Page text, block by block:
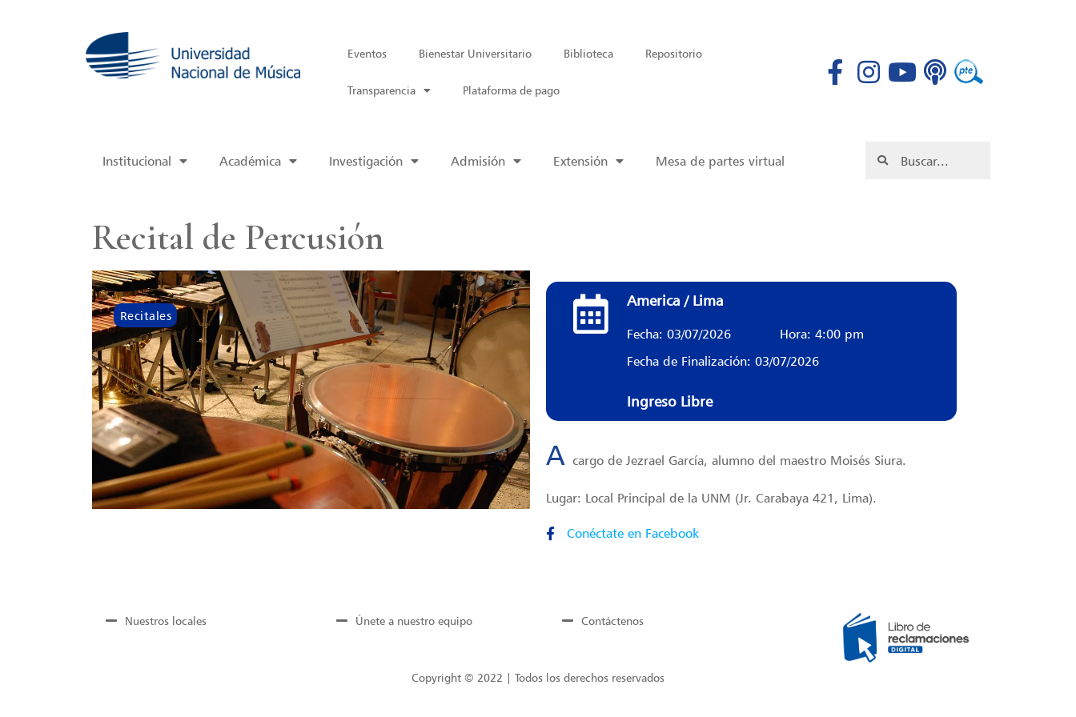
Eventos Bienestar Universitario Biblioteca Repositorio
Transparencia Plataforma de pago
Institucional Académica Investigación Admisión Extensión Mesa de partes virtual
Recital de Percusión
Recitales
America / Lima
Fecha: 03/07/2026
Hora: 4:00 pm
Fecha de Finalización: 03/07/2026
Ingreso Libre
A cargo de Jezrael García, alumno del maestro Moisés Siura.
Lugar: Local Principal de la UNM (Jr. Carabaya 421, Lima).
Conéctate en Facebook
Nuestros locales Únete a nuestro equipo Contáctenos
Copyright © 2022 | Todos los derechos reservados